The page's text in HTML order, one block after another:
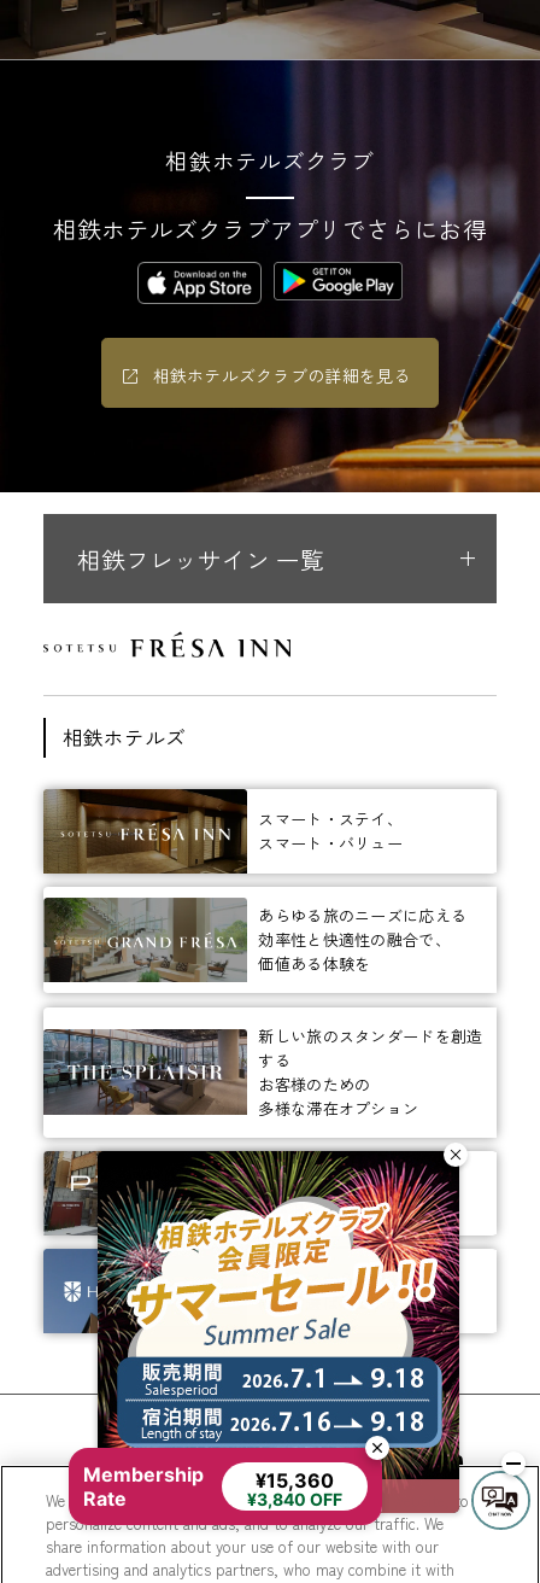
相鉄ホテルズクラブ
相鉄ホテルズクラブアプリでさらにお得
相鉄ホテルズクラブの詳細を見る
相鉄フレッサイン 一覧
相鉄ホテルズ
スマート・ステイ、
スマート・バリュー
あらゆる旅のニーズに応える
効率性と快適性の融合で、
価値ある体験を
新しい旅のスタンダードを創造
する
お客様のための
多様な滞在オプション
ありそうでなかった、
ちょっと新しいカタチ。
ビジネスからレジャーまで、
幅広く選ばれるホテルへ。
相鉄ホテルズ 公式SNS
We use cookies to improve your experience on our website, to
personalize content and ads, and to analyze our traffic. We
share information about your use of our website with our
advertising and analytics partners, who may combine it with
Membership
Rate
¥15,360
¥3,840 OFF